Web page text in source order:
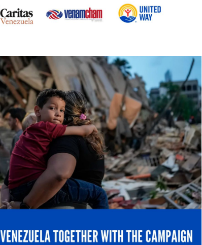
Santa Elena, una piscina privada donde los
La jornada culminó con una
de los grupos participantes, destacando
resultaron ganadores.
participantes desayuno, almuerzo y
dos franelas, un bolso, una gorra y una
al igual que en el cotillón que recibieron.
incluyendo personal de Recursos Humanos y
para asegurar el bienestar de todos los
la excelente organización y la
parte de los padres y los niños, quienes
y el corazón de alegría nos llena de
concluyó Nairo Díaz.
puede visitar su sitio web:
) y Facebook ( Natulac ).